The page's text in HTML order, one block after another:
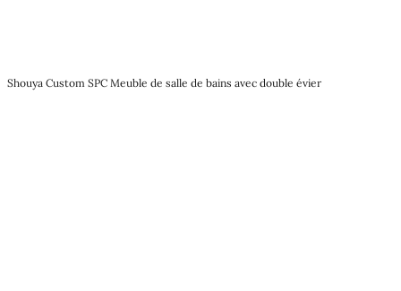
Shouya Custom SPC Meuble de salle de bains avec double évier